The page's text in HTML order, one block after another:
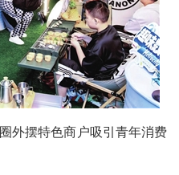
外摆特色商户吸引青年消费